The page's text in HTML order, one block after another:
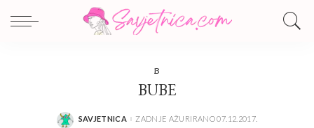
B
BUBE
POSTED
SAVJETNICA ZADNJE AŽURIRANO 07.12.2017.